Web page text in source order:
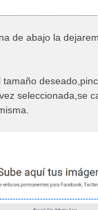
de abajo la
seleccionada,se